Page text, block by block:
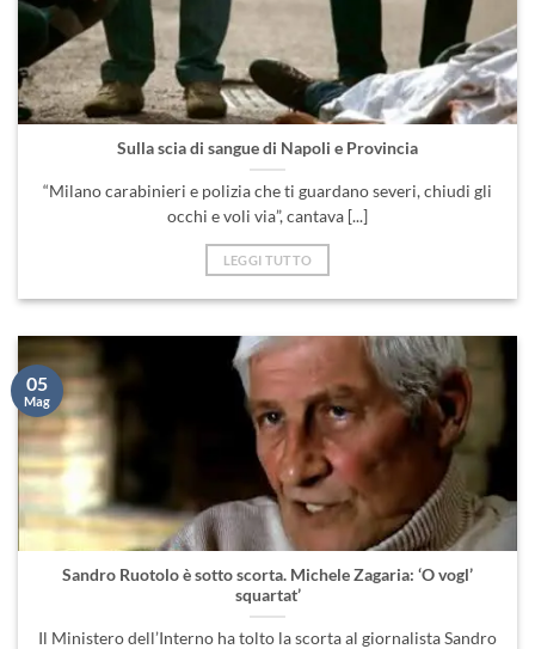
Sulla scia di sangue di Napoli e Provincia
“Milano carabinieri e polizia che ti guardano severi, chiudi gli
occhi e voli via”, cantava [...]
LEGGI TUTTO
Sandro Ruotolo è sotto scorta. Michele Zagaria: ‘O vogl’
squartat’
Il Ministero dell’Interno ha tolto la scorta al giornalista Sandro
05
Mag